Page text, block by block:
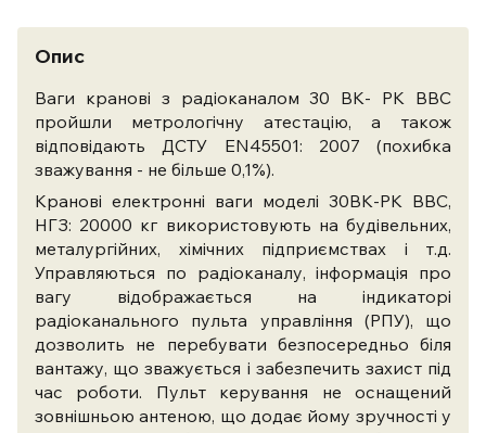
Опис
Ваги кранові з радіоканалом 30 ВК- РК ВВС
пройшли метрологічну атестацію, а також
відповідають ДСТУ EN45501: 2007 (похибка
зважування - не більше 0,1%).
Кранові електронні ваги моделі 30ВК-РК ВВС,
НГЗ: 20000 кг використовують на будівельних,
металургійних, хімічних підприємствах і т.д.
Управляються по радіоканалу, інформація про
вагу відображається на індикаторі
радіоканального пульта управління (РПУ), що
дозволить не перебувати безпосередньо біля
вантажу, що зважується і забезпечить захист під
час роботи. Пульт керування не оснащений
зовнішньою антеною, що додає йому зручності у